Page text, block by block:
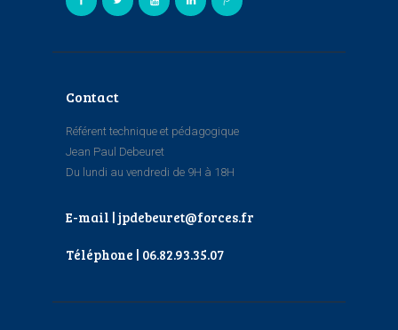
Contact
Référent technique et pédagogique
Jean Paul Debeuret
Du lundi au vendredi de 9H à 18H
E-mail | jpdebeuret@forces.fr
Téléphone | 06.82.93.35.07